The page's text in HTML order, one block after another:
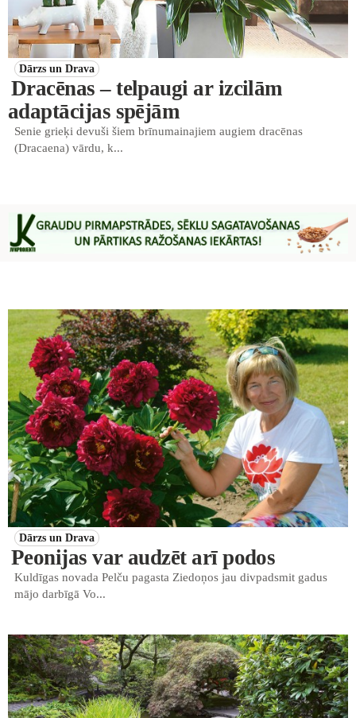
Dārzs un Drava
Dracēnas – telpaugi ar izcilām
adaptācijas spējām
Senie grieķi devuši šiem brīnumainajiem augiem dracēnas
(Dracaena) vārdu, k...
Dārzs un Drava
Peonijas var audzēt arī podos
Kuldīgas novada Pelču pagasta Ziedoņos jau divpadsmit gadus
mājo darbīgā Vo...